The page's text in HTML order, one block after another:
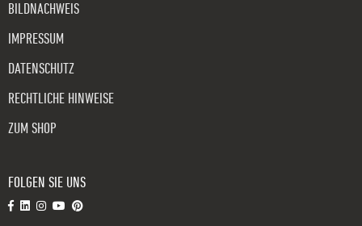
BILDNACHWEIS
IMPRESSUM
DATENSCHUTZ
RECHTLICHE HINWEISE
ZUM SHOP
FOLGEN SIE UNS